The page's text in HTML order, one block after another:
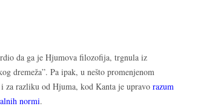
da ga je Hjumova filozofija, trgnula iz
dremeža”. Pa ipak, u nešto promenjenom
za razliku od Hjuma, kod Kanta je upravo razum
normi.